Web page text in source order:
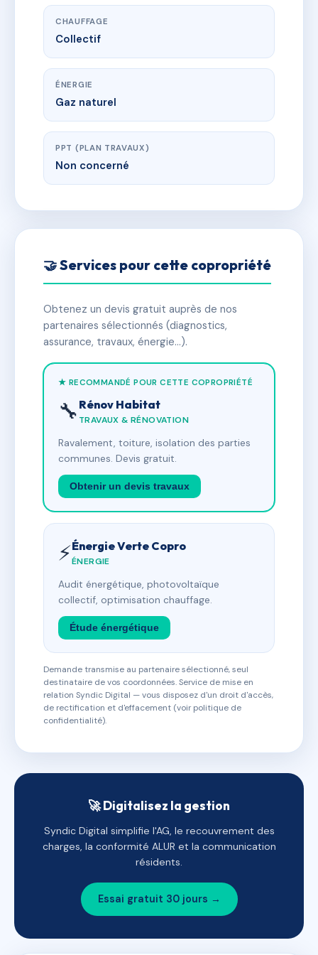
CHAUFFAGE
Collectif
ÉNERGIE
Gaz naturel
PPT (PLAN TRAVAUX)
Non concerné
🤝 Services pour cette copropriété
Obtenez un devis gratuit auprès de nos
partenaires sélectionnés (diagnostics,
assurance, travaux, énergie…).
★ RECOMMANDÉ POUR CETTE COPROPRIÉTÉ
🔧 Rénov Habitat
TRAVAUX & RÉNOVATION
Ravalement, toiture, isolation des parties
communes. Devis gratuit.
Obtenir un devis travaux
⚡Énergie Verte Copro
ÉNERGIE
Audit énergétique, photovoltaïque
collectif, optimisation chauffage.
Étude énergétique
Demande transmise au partenaire sélectionné, seul
destinataire de vos coordonnées. Service de mise en
relation Syndic Digital — vous disposez d'un droit d'accès,
de rectification et d'effacement (voir politique de
confidentialité).
🚀 Digitalisez la gestion
Syndic Digital simplifie l'AG, le recouvrement des
charges, la conformité ALUR et la communication
résidents.
Essai gratuit 30 jours →